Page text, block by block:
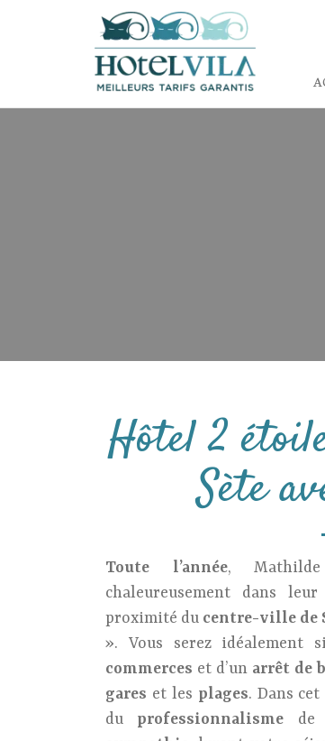
Hôtel 2
Sète
Toute l’année,
chaleureusement dans leur
proximité du centre-ville de
». Vous serez
commerces et d’un arrêt de
gares et les plages. Dans cet
du professionnalisme